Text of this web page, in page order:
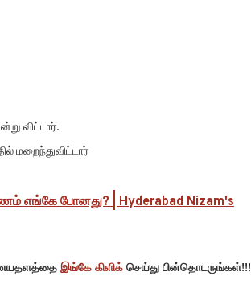
விட்டார்.
மறைந்துவிட்டார்
எங்கே போனது? | Hyderabad Nizam's
இங்கே கிளிக் செய்து பின்தொடருங்கள்!!!